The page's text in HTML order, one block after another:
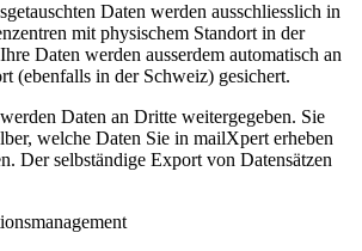
Daten werden ausschliesslich in
mit physischem Standort in der
Daten werden ausserdem automatisch an
(ebenfalls in der Schweiz) gesichert.
Daten an Dritte weitergegeben. Sie
welche Daten Sie in mailXpert erheben
Der selbständige Export von Datensätzen